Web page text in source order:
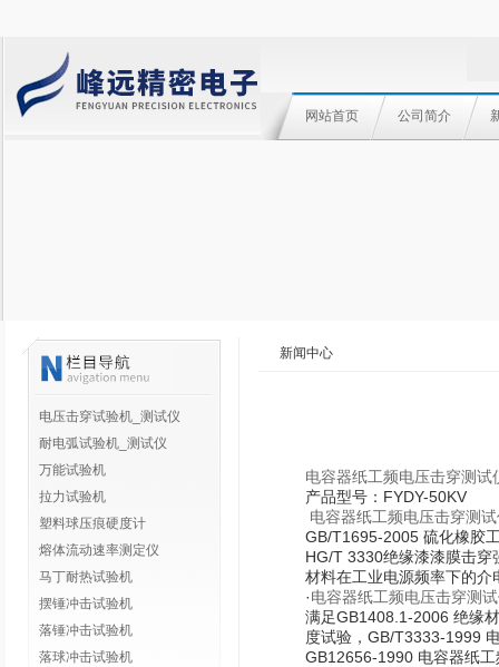
网站首页 公司简介
电压击穿试验机_测试仪
耐电弧试验机_测试仪
万能试验机
拉力试验机
塑料球压痕硬度计
熔体流动速率测定仪
马丁耐热试验机
摆锤冲击试验机
落锤冲击试验机
落球冲击试验机
新闻中心
电容器纸工频电压击穿测试
产品型号：FYDY-50KV
电容器纸工频电压击穿测
GB/T1695-2005 硫化橡胶
HG/T 3330绝缘漆漆膜击
材料在工业电源频率下的
·电容器纸工频电压击穿测
满足GB1408.1-2006 绝缘
度试验，GB/T3333-1999
GB12656-1990 电容器纸